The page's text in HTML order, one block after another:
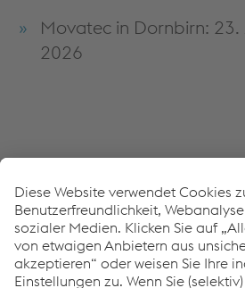
Movatec in Dornbirn:
2026
Wenn Sie einen persönlichen
vorab vereinbaren möchten, nutzen
Kontaktformular.